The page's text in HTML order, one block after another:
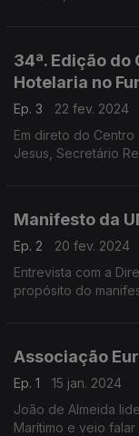
34ª. Edição do
Hotelaria no
Ep. 3
22 fev. 2024
Em direto do
Jesus, Secretário
Manifesto da
Ep. 2
20 fev. 2024
Entrevista com a
propósito do
Associação
Ep. 1
15 jan. 2024
João de Almeida
Marítimo e veio falar